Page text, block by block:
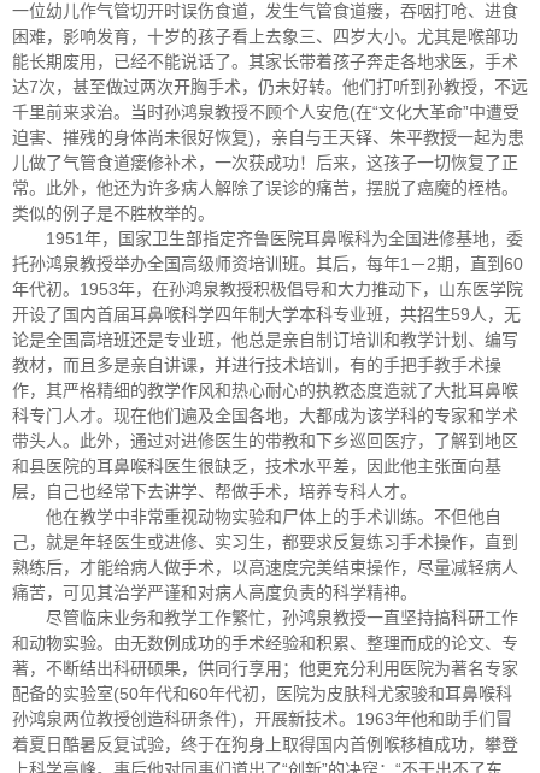
一位幼儿作气管切开时误伤食道，发生气管食道瘘，吞咽打呛、进食
困难，影响发育，十岁的孩子看上去象三、四岁大小。尤其是喉部功
能长期废用，已经不能说话了。其家长带着孩子奔走各地求医，手术
达7次，甚至做过两次开胸手术，仍未好转。他们打听到孙教授，不远
千里前来求治。当时孙鸿泉教授不顾个人安危(在“文化大革命”中遭受
迫害、摧残的身体尚未很好恢复)，亲自与王天铎、朱平教授一起为患
儿做了气管食道瘘修补术，一次获成功！后来，这孩子一切恢复了正
常。此外，他还为许多病人解除了误诊的痛苦，摆脱了癌魔的桎梏。
类似的例子是不胜枚举的。
1951年，国家卫生部指定齐鲁医院耳鼻喉科为全国进修基地，委
托孙鸿泉教授举办全国高级师资培训班。其后，每年1－2期，直到60
年代初。1953年，在孙鸿泉教授积极倡导和大力推动下，山东医学院
开设了国内首届耳鼻喉科学四年制大学本科专业班，共招生59人，无
论是全国高培班还是专业班，他总是亲自制订培训和教学计划、编写
教材，而且多是亲自讲课，并进行技术培训，有的手把手教手术操
作，其严格精细的教学作风和热心耐心的执教态度造就了大批耳鼻喉
科专门人才。现在他们遍及全国各地，大都成为该学科的专家和学术
带头人。此外，通过对进修医生的带教和下乡巡回医疗，了解到地区
和县医院的耳鼻喉科医生很缺乏，技术水平差，因此他主张面向基
层，自己也经常下去讲学、帮做手术，培养专科人才。
他在教学中非常重视动物实验和尸体上的手术训练。不但他自
己，就是年轻医生或进修、实习生，都要求反复练习手术操作，直到
熟练后，才能给病人做手术，以高速度完美结束操作，尽量减轻病人
痛苦，可见其治学严谨和对病人高度负责的科学精神。
尽管临床业务和教学工作繁忙，孙鸿泉教授一直坚持搞科研工作
和动物实验。由无数例成功的手术经验和积累、整理而成的论文、专
著，不断结出科研硕果，供同行享用；他更充分利用医院为著名专家
配备的实验室(50年代和60年代初，医院为皮肤科尤家骏和耳鼻喉科
孙鸿泉两位教授创造科研条件)，开展新技术。1963年他和助手们冒
着夏日酷暑反复试验，终于在狗身上取得国内首例喉移植成功，攀登